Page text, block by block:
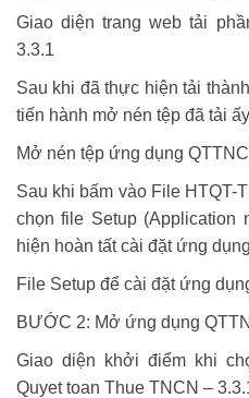
Giao diện trang web tải
3.3.1
Sau khi đã thực hiện tải
tiến hành mở nén tệp đã tải
Mở nén tệp ứng dụng
Sau khi bấm vào File HTQT-
chọn file Setup
hiện hoàn tất cài đặt ứng
File Setup để cài đặt ứng
BƯỚC 2: Mở ứng dụng
Giao diện khởi điểm khi
Quyet toan Thue TNCN –